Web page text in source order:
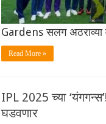
Gardens सलग अठराव्या
Read More »
IPL 2025 च्या
घडवणार